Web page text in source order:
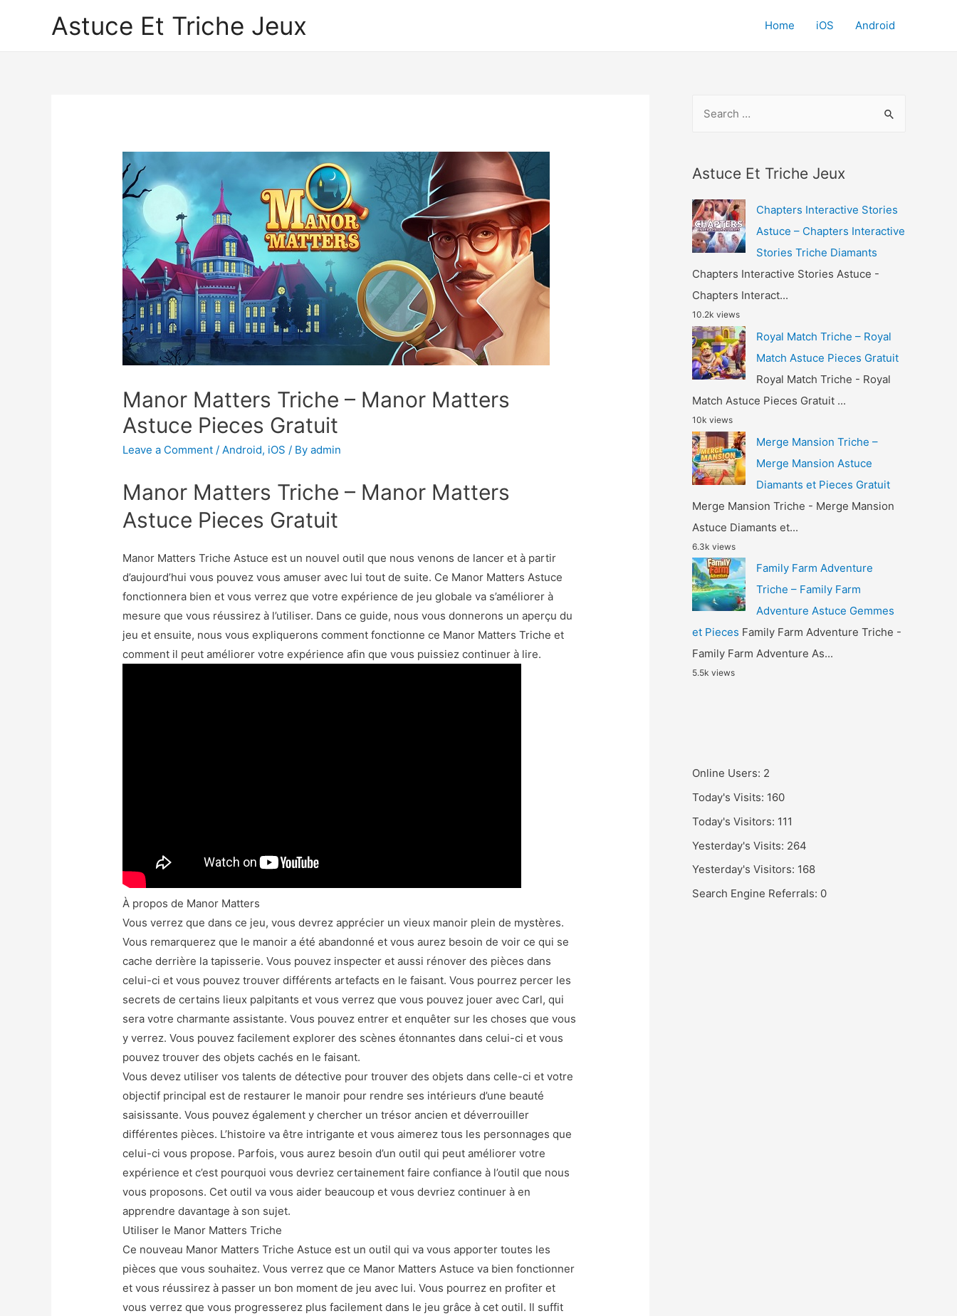
Astuce Et Triche Jeux Home iOS Android
Manor Matters Triche – Manor Matters
Astuce Pieces Gratuit
Leave a Comment /Android, iOS / Byadmin
Manor Matters Triche – Manor Matters
Astuce Pieces Gratuit
Manor Matters Triche Astuce est un nouvel outil que nous venons de lancer et à partir
d’aujourd’hui vous pouvez vous amuser avec lui tout de suite. Ce Manor Matters Astuce
fonctionnera bien et vous verrez que votre expérience de jeu globale va s’améliorer à
mesure que vous réussirez à l’utiliser. Dans ce guide, nous vous donnerons un aperçu du
jeu et ensuite, nous vous expliquerons comment fonctionne ce Manor Matters Triche et
comment il peut améliorer votre expérience afin que vous puissiez continuer à lire.
À propos de Manor Matters
Vous verrez que dans ce jeu, vous devrez apprécier un vieux manoir plein de mystères.
Vous remarquerez que le manoir a été abandonné et vous aurez besoin de voir ce qui se
cache derrière la tapisserie. Vous pouvez inspecter et aussi rénover des pièces dans
celui-ci et vous pouvez trouver différents artefacts en le faisant. Vous pourrez percer les
secrets de certains lieux palpitants et vous verrez que vous pouvez jouer avec Carl, qui
sera votre charmante assistante. Vous pouvez entrer et enquêter sur les choses que vous
y verrez. Vous pouvez facilement explorer des scènes étonnantes dans celui-ci et vous
pouvez trouver des objets cachés en le faisant.
Vous devez utiliser vos talents de détective pour trouver des objets dans celle-ci et votre
objectif principal est de restaurer le manoir pour rendre ses intérieurs d’une beauté
saisissante. Vous pouvez également y chercher un trésor ancien et déverrouiller
différentes pièces. L’histoire va être intrigante et vous aimerez tous les personnages que
celui-ci vous propose. Parfois, vous aurez besoin d’un outil qui peut améliorer votre
expérience et c’est pourquoi vous devriez certainement faire confiance à l’outil que nous
vous proposons. Cet outil va vous aider beaucoup et vous devriez continuer à en
apprendre davantage à son sujet.
Utiliser le Manor Matters Triche
Ce nouveau Manor Matters Triche Astuce est un outil qui va vous apporter toutes les
pièces que vous souhaitez. Vous verrez que ce Manor Matters Astuce va bien fonctionner
et vous réussirez à passer un bon moment de jeu avec lui. Vous pourrez en profiter et
vous verrez que vous progresserez plus facilement dans le jeu grâce à cet outil. Il suffit
r
h
f
o
r
:
Astuce Et Triche Jeux
Chapters Interactive Stories
Astuce – Chapters Interactive
Stories Triche Diamants
Chapters Interactive Stories Astuce -
Chapters Interact...
10.2k views
Royal Match Triche – Royal
Match Astuce Pieces Gratuit
Royal Match Triche - Royal
Match Astuce Pieces Gratuit ...
10k views
Merge Mansion Triche –
Merge Mansion Astuce
Diamants et Pieces Gratuit
Merge Mansion Triche - Merge Mansion
Astuce Diamants et...
6.3k views
Family Farm Adventure
Triche – Family Farm
Adventure Astuce Gemmes
et Pieces Family Farm Adventure Triche -
Family Farm Adventure As...
5.5k views
Online Users: 2
Today's Visits: 160
Today's Visitors: 111
Yesterday's Visits: 264
Yesterday's Visitors: 168
Search Engine Referrals: 0